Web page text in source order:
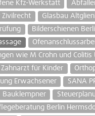
Kfz-Werkstatt
Glasbau
Bilderschienen
wie M Crohn und Colitis
Zahnarzt für Kinder
Erwachsener SANA
Bauklempner
Berlin